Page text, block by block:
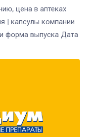
цена в аптеках
| капсулы компании
форма выпуска Дата